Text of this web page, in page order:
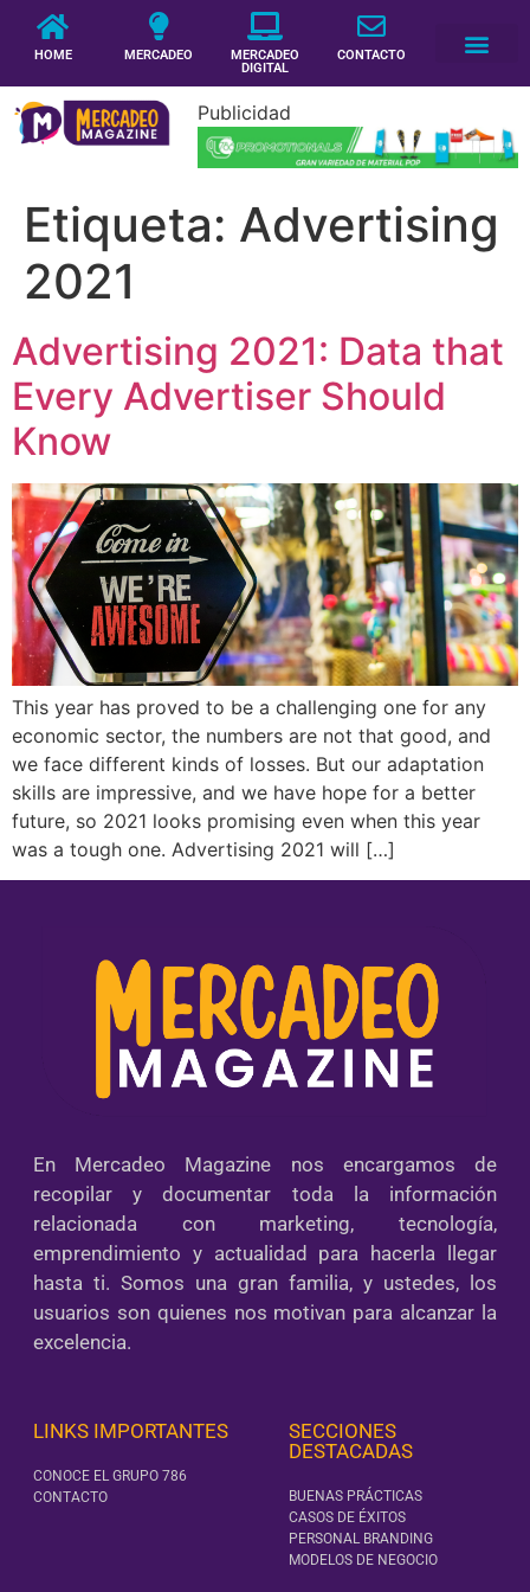
HOME MERCADEO
MERCADEO
DIGITAL
CONTACTO
Publicidad
Etiqueta: Advertising
2021
Advertising 2021: Data that
Every Advertiser Should
Know
This year has proved to be a challenging one for any
economic sector, the numbers are not that good, and
we face different kinds of losses. But our adaptation
skills are impressive, and we have hope for a better
future, so 2021 looks promising even when this year
was a tough one. Advertising 2021 will […]
En Mercadeo Magazine nos encargamos de
recopilar y documentar toda la información
relacionada con marketing, tecnología,
emprendimiento y actualidad para hacerla llegar
hasta ti. Somos una gran familia, y ustedes, los
usuarios son quienes nos motivan para alcanzar la
excelencia.
LINKS IMPORTANTES
CONOCE EL GRUPO 786
CONTACTO
SECCIONES
DESTACADAS
BUENAS PRÁCTICAS
CASOS DE ÉXITOS
PERSONAL BRANDING
MODELOS DE NEGOCIO